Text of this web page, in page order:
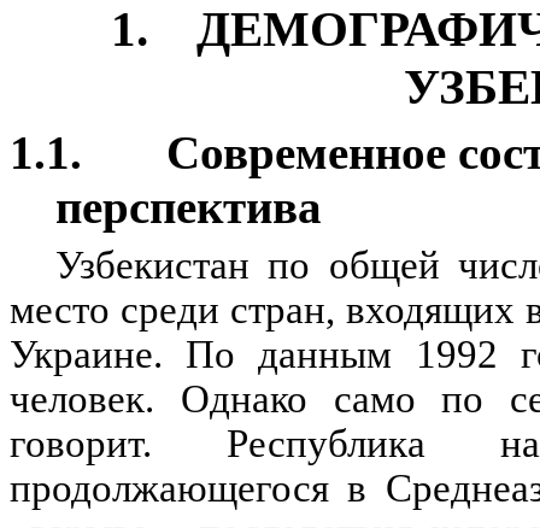
1.
1.1. Современное
перспектива
Узбекистан по общей
место среди стран, входящих
Украине. По данным 1992
человек. Однако само по
говорит. Республика
продолжающегося в